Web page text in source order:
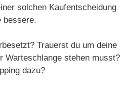
solchen Kaufentscheidung
bessere.
Trauerst du um deine
Warteschlange stehen musst?
dazu?